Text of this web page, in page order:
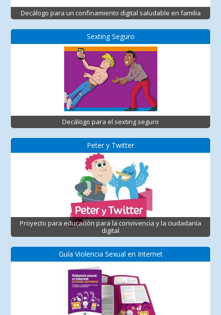
Decálogo para un confinamiento digital saludable en familia
Sexting Seguro
Decálogo para el sexting seguro
Peter y Twitter
Proyecto para educación para la convivencia y la ciudadanía
digital
Guía Violencia Sexual en Internet